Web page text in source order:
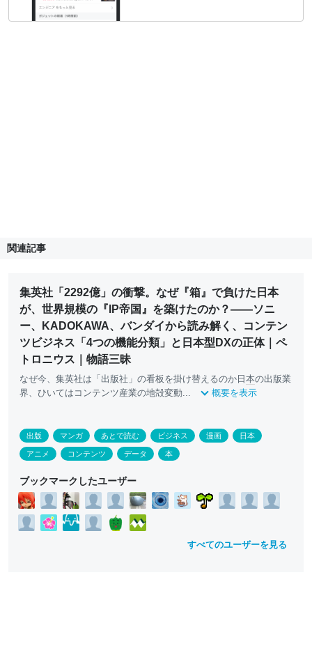
関連記事
集英社「2292億」の衝撃。なぜ『箱』で負けた日本
が、世界規模の『IP帝国』を築けたのか？――ソニ
ー、KADOKAWA、バンダイから読み解く、コンテン
ツビジネス「4つの機能分類」と日本型DXの正体｜ペ
トロニウス｜物語三昧
なぜ今、集英社は「出版社」の看板を掛け替えるのか日 本の出版業
界、ひいてはコンテンツ産業の地殻変動...
概要を表示
出版 マンガ あとで読む ビジネス 漫画 日本
アニメ コンテンツ データ 本
ブックマークしたユーザー
すべてのユーザーを見る